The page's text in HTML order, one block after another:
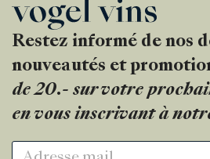
Restez informé de nos
nouveautés et
de 20.- sur votre
en vous inscrivant à